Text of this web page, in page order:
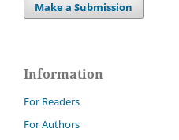
Make a Submission
Information
For Readers
For Authors